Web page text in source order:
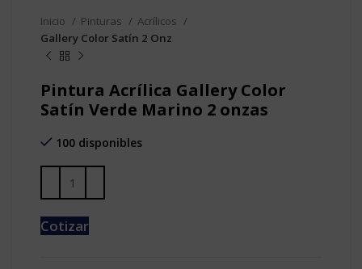
Inicio Pinturas
Acrílicos
Gallery Color Satín 2 Onz
Pintura Acrílica Gallery Color
Satín Verde Marino 2 onzas
100 disponibles
Cotizar